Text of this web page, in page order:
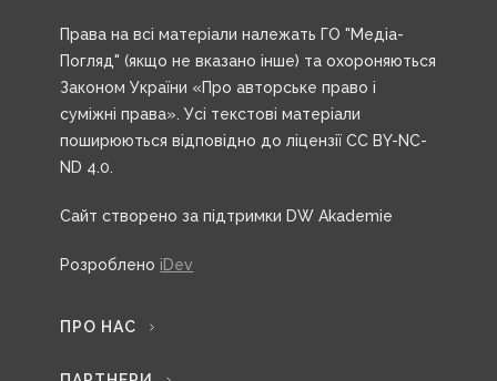
Права на всі матеріали належать ГО "Медіа-
Погляд" (якщо не вказано інше) та охороняються
Законом України «Про авторське право і
суміжні права». Усі текстові матеріали
поширюються відповідно до ліцензії CC BY-NC-
ND 4.0.
Сайт створено за підтримки DW Akademie
Розроблено iDev
ПРО НАС